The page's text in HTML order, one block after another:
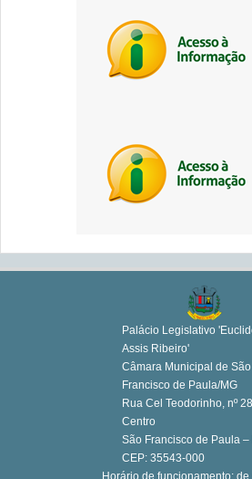
Palácio Legislativo
Assis Ribeiro'
Câmara Municipal de São
Francisco de Paula/MG
Rua Cel Teodorinho, nº
Centro
São Francisco de Paula –
CEP: 35543-000
Horário de funcionamento: